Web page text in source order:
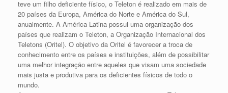
teve um filho deficiente físico, o Teleton é realizado em mais de
20 países da Europa, América do Norte e América do Sul,
anualmente. A América Latina possui uma organização dos
países que realizam o Teleton, a Organização Internacional dos
Teletons (Oritel). O objetivo da Oritel é favorecer a troca de
conhecimento entre os países e instituições, além de possibilitar
uma melhor integração entre aqueles que visam uma sociedade
mais justa e produtiva para os deficientes físicos de todo o
mundo.